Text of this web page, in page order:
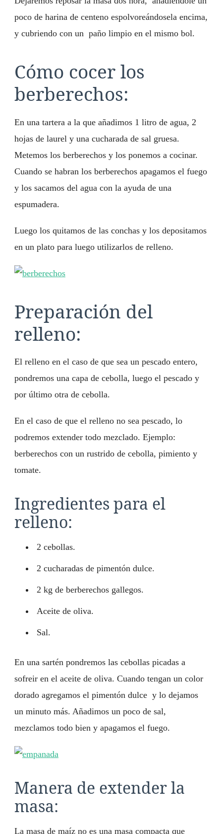
poco de harina de centeno espolvoreándosela encima,
y cubriendo con un paño limpio en el mismo bol.
Cómo cocer los
berberechos:
En una tartera a la que añadimos 1 litro de agua, 2
hojas de laurel y una cucharada de sal gruesa.
Metemos los berberechos y los ponemos a cocinar.
Cuando se habran los berberechos apagamos el fuego
y los sacamos del agua con la ayuda de una
espumadera.
Luego los quitamos de las conchas y los depositamos
en un plato para luego utilizarlos de relleno.
Preparación del
relleno:
El relleno en el caso de que sea un pescado entero,
pondremos una capa de cebolla, luego el pescado y
por último otra de cebolla.
En el caso de que el relleno no sea pescado, lo
podremos extender todo mezclado. Ejemplo:
berberechos con un rustrido de cebolla, pimiento y
tomate.
Ingredientes para el
relleno:
2 cebollas.
2 cucharadas de pimentón dulce.
2 kg de berberechos gallegos.
Aceite de oliva.
Sal.
En una sartén pondremos las cebollas picadas a
sofreir en el aceite de oliva. Cuando tengan un color
dorado agregamos el pimentón dulce y lo dejamos
un minuto más. Añadimos un poco de sal,
mezclamos todo bien y apagamos el fuego.
Manera de extender la
masa:
La masa de maíz no es una masa compacta que